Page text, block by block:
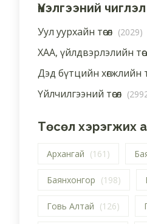
Үнэлгээний чиглэл
Уул уурхайн төсөл (2029)
ХАА, үйлдвэрлэлийн
Дэд бүтцийн хөгжлийн
Үйлчилгээний төсөл
Төсөл хэрэгжих
Архангай (161)
Баянхонгор (198)
Говь Алтай (126)